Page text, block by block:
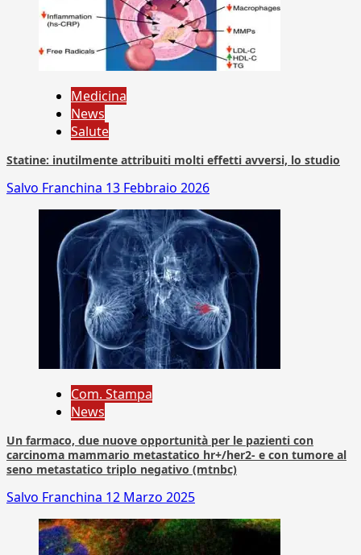
Medicina
News
Salute
Statine: inutilmente attribuiti molti effetti avversi, lo studio
Salvo Franchina 13 Febbraio 2026
Com. Stampa
News
Un farmaco, due nuove opportunità per le pazienti con
carcinoma mammario metastatico hr+/her2- e con tumore al
seno metastatico triplo negativo (mtnbc)
Salvo Franchina 12 Marzo 2025